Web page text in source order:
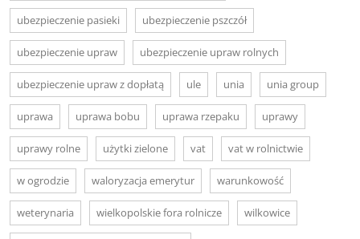
ubezpieczenie pasieki ubezpieczenie pszczół
ubezpieczenie upraw ubezpieczenie upraw rolnych
ubezpieczenie upraw z dopłatą ule unia unia group
uprawa uprawa bobu uprawa rzepaku uprawy
uprawy rolne użytki zielone vat vat w rolnictwie
w ogrodzie waloryzacja emerytur warunkowość
weterynaria wielkopolskie fora rolnicze wilkowice